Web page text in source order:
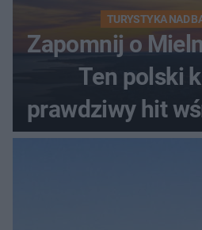
TURYSTYKA NAD
Zapomnij o
Ten polski
prawdziwy hit